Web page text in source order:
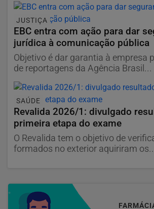
JUSTIÇA
EBC entra com ação para dar
jurídica à comunicação pública
Objetivo é dar garantia à empresa
de reportagens da Agência Brasil...
SAÚDE
Revalida 2026/1: divulgado
primeira etapa do exame
O Revalida tem o objetivo de
formados no exterior aquiriram